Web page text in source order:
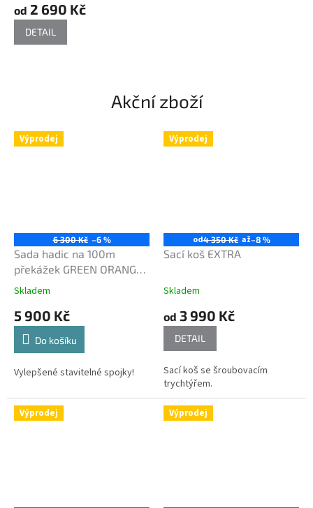
od 2 690 Kč
DETAIL
Akční zboží
Výprodej
6 300 Kč –6 %
Sada hadic na 100m
překážek GREEN ORANGE
se spojkami NEV Rott
Skladem
5 900 Kč
Do košíku
Vylepšené stavitelné spojky!
Výprodej
od4 350 Kč až–8 %
Sací koš EXTRA
Skladem
od 3 990 Kč
DETAIL
Sací koš se šroubovacím
trychtýřem.
Výprodej Výprodej